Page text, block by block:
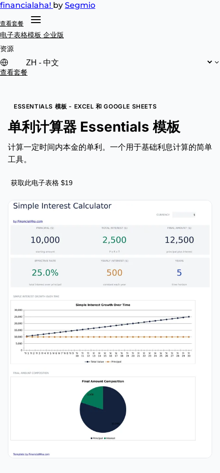
financialaha! by Segmio
查看套餐
电子表格模板 企业版
资源
查看套餐
ESSENTIALS 模板 - EXCEL 和 GOOGLE SHEETS
单利计算器 Essentials 模板
计算一定时间内本金的单利。一个用于基础利息计算的简单
工具。
获取此电子表格 $19